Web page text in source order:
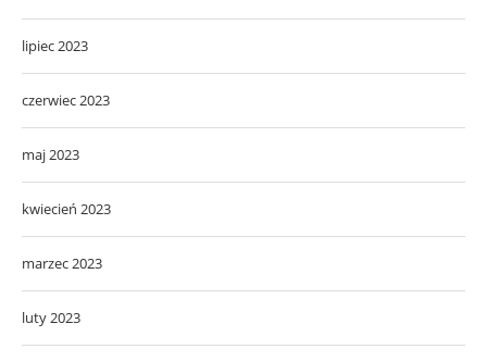
lipiec 2023
czerwiec 2023
maj 2023
kwiecień 2023
marzec 2023
luty 2023